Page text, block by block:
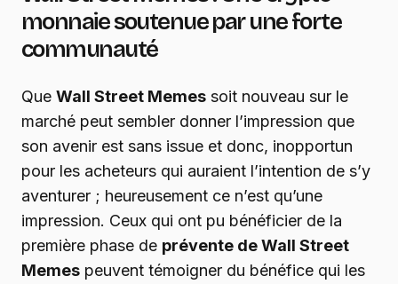
monnaie soutenue par une forte
communauté
Que Wall Street Memes soit nouveau sur le
marché peut sembler donner l’impression que
son avenir est sans issue et donc, inopportun
pour les acheteurs qui auraient l’intention de s’y
aventurer ; heureusement ce n’est qu’une
impression. Ceux qui ont pu bénéficier de la
première phase de prévente de Wall Street
Memes peuvent témoigner du bénéfice qui les